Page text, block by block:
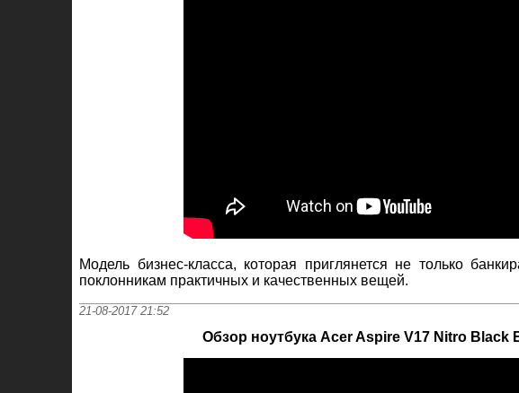
Модель бизнес-класса, которая приглянется не только
поклонникам практичных и качественных вещей.
21-08-2017 21:52
Обзор ноутбука Acer Aspire V17 Nitro